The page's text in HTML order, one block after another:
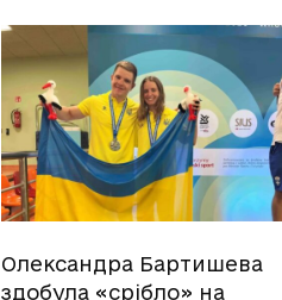
Олександра Бартишева
здобула «срібло» на